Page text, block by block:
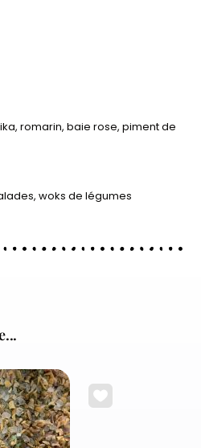
romarin, baie rose, piment de
woks de légumes